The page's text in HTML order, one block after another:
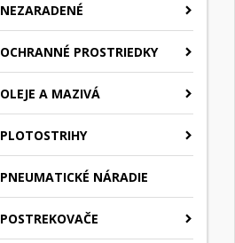
NEZARADENÉ
OCHRANNÉ PROSTRIEDKY
OLEJE A MAZIVÁ
PLOTOSTRIHY
PNEUMATICKÉ NÁRADIE
POSTREKOVAČE